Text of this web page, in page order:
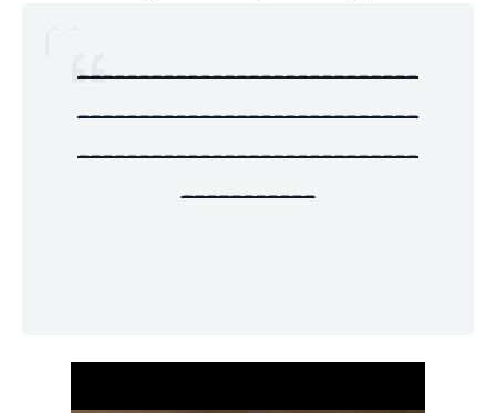
----------------------------
----------------------------
----------------------------
-----------